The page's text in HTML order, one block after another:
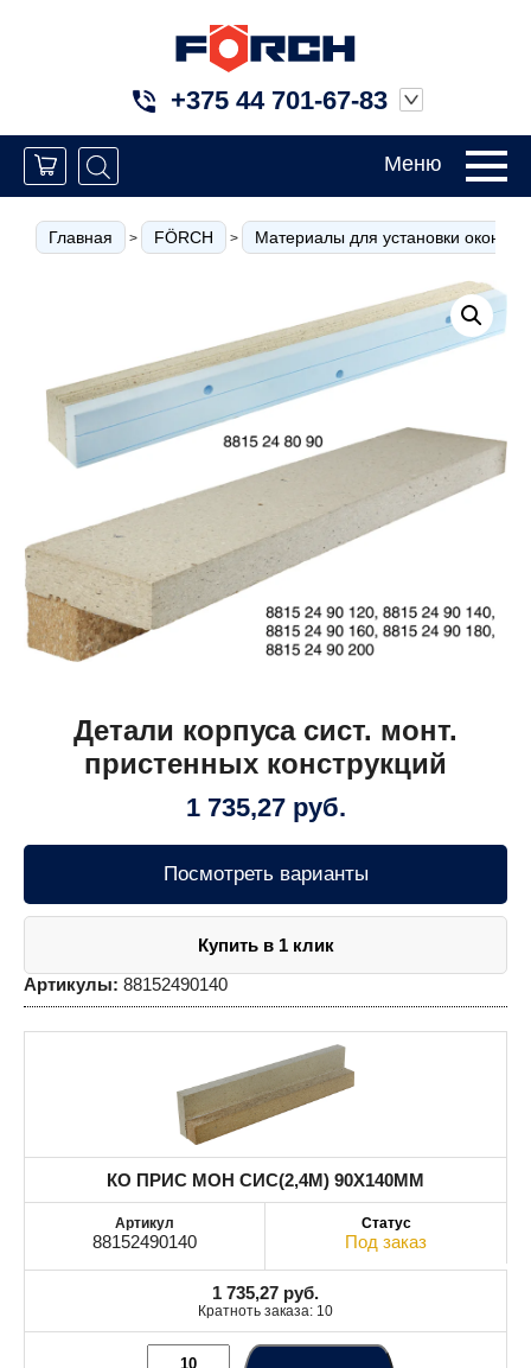
+375 44 701-67-83
Меню
Главная > FÖRCH > Материалы для установки окон
Детали корпуса сист. монт.
пристенных конструкций
1 735,27 руб.
Посмотреть варианты
Купить в 1 клик
Артикулы: 88152490140
КО ПРИС МОН СИС(2,4M) 90X140MM
88152490140 Под заказ
1 735,27 руб.
Кратноть заказа: 10